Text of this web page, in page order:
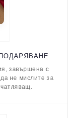
завършена с
не мислите за